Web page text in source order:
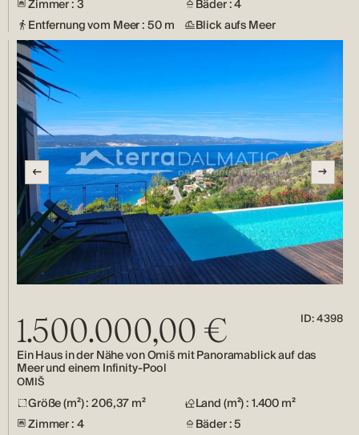
Zimmer : 3
Bäder : 4
Entfernung vom Meer : 50 m
Blick aufs Meer
1.500.000,00 € ID: 4398
Ein Haus in der Nähe von Omiš mit Panoramablick auf das
Meer und einem Infinity-Pool
OMIŠ
Größe (m²) : 206,37 m²
Land (m²) : 1.400 m²
Zimmer : 4
Bäder : 5